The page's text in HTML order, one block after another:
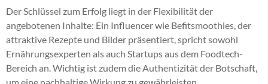
Der Schlüssel zum Erfolg liegt in der Flexibilität der
angebotenen Inhalte: Ein Influencer wie Befitsmoothies, der
attraktive Rezepte und Bilder präsentiert, spricht sowohl
Ernährungsexperten als auch Startups aus dem Foodtech-
Bereich an. Wichtig ist zudem die Authentizität der Botschaft,
um eine nachhaltige Wirkung zu gewährleisten.